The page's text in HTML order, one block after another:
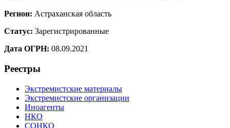
Регион: Астраханская область
Статус: Зарегистрированные
Дата ОГРН: 08.09.2021
Реестры
Экстремистские материалы
Экстремистские организации
Иноагенты
НКО
СОНКО